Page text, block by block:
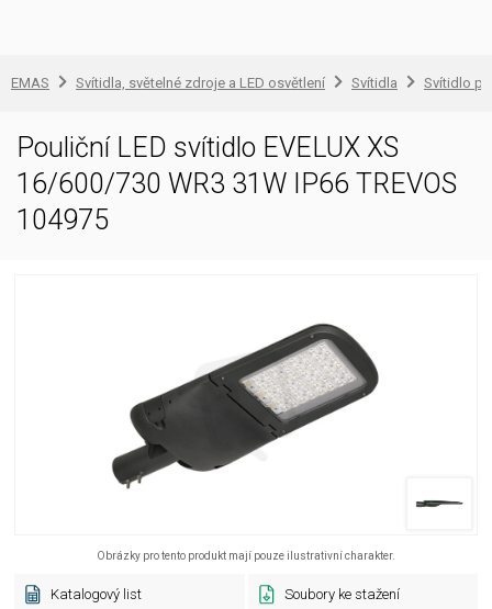
EMAS Svítidla, světelné zdroje a LED osvětlení Svítidla Svítidlo
Pouliční LED svítidlo EVELUX XS
16/600/730 WR3 31W IP66 TREVOS
104975
Obrázky pro tento produkt mají pouze ilustrativní charakter.
Katalogový list Soubory ke stažení